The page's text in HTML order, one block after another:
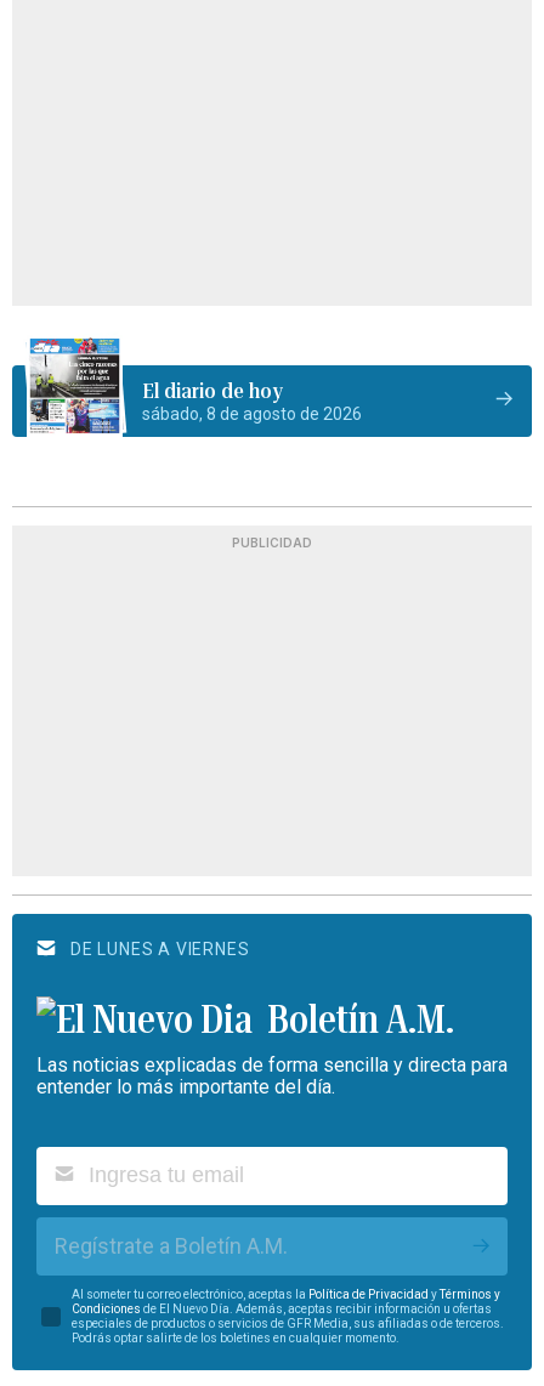
El diario de hoy
sábado, 8 de agosto de 2026
PUBLICIDAD
DE LUNES A VIERNES
Boletín A.M.
Las noticias explicadas de forma sencilla y directa para
entender lo más importante del día.
Regístrate a Boletín A.M.
Al someter tu correo electrónico, aceptas la Política de Privacidad yTérminos y
Condiciones de El Nuevo Día. Además, aceptas recibir información u ofertas
especiales de productos o servicios de GFR Media, sus afiliadas o de terceros.
Podrás optar salirte de los boletines en cualquier momento.